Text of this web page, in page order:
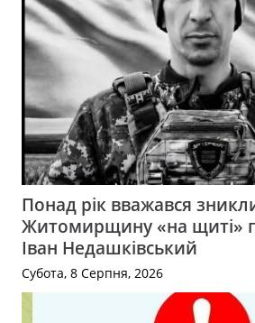
Понад рік вважався
Житомирщину «на щиті»
Іван Недашківський
Субота, 8 Серпня, 2026